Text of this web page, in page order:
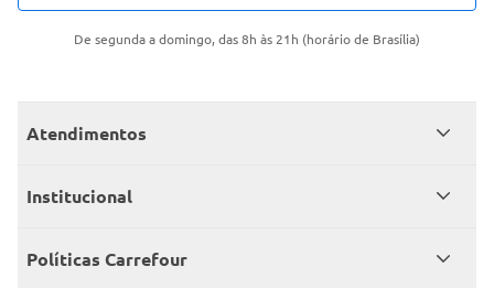
De segunda a domingo, das 8h às 21h (horário de Brasília)
Atendimentos
Meus pedidos
Institucional
Grupo Carrefour Brasil
Políticas Carrefour